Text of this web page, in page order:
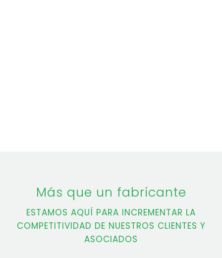
Más que un fabricante
ESTAMOS AQUÍ PARA INCREMENTAR LA
COMPETITIVIDAD DE NUESTROS CLIENTES Y
ASOCIADOS